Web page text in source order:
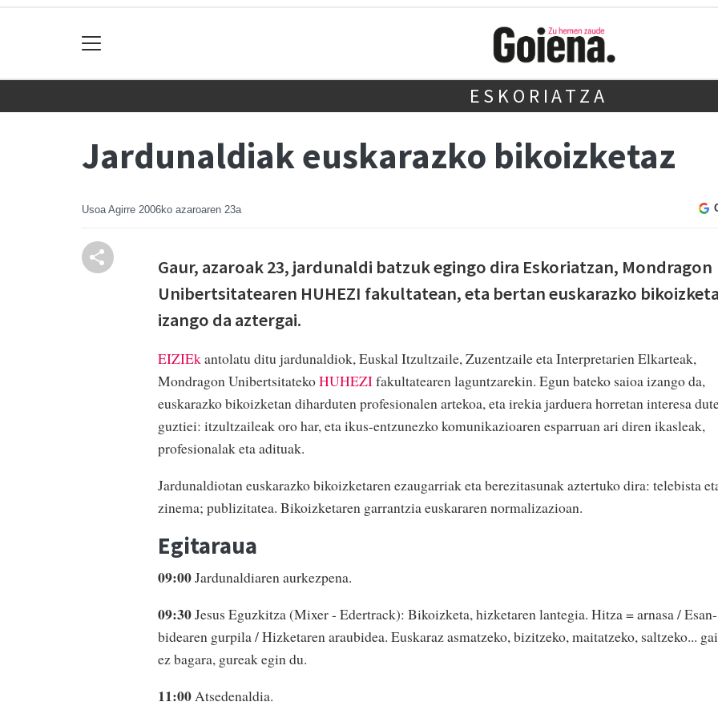
ESKORIATZA
Jardunaldiak euskarazko bikoizketaz
Usoa Agirre 2006ko azaroaren 23a
Gaur, azaroak 23, jardunaldi batzuk egingo dira Eskoriatzan, Mondragon
Unibertsitatearen HUHEZI fakultatean, eta bertan euskarazko
izango da aztergai.
EIZIEkantolatu ditu jardunaldiok, Euskal Itzultzaile, Zuzentzaile eta Interpretarien Elkarteak,
Mondragon UnibertsitatekoHUHEZIfakultatearen laguntzarekin. Egun bateko saioa izango da,
euskarazko bikoizketan diharduten profesionalen artekoa, eta irekia jarduera horretan interesa
guztiei: itzultzaileak oro har, eta ikus-entzunezko komunikazioaren esparruan ari diren ikasleak,
profesionalak eta adituak.
Jardunaldiotan euskarazko bikoizketaren ezaugarriak eta berezitasunak aztertuko dira: telebista
zinema; publizitatea. Bikoizketaren garrantzia euskararen normalizazioan.
Egitaraua
09:00Jardunaldiaren aurkezpena.
09:30Jesus Eguzkitza (Mixer - Edertrack): Bikoizketa, hizketaren lantegia. Hitza = arnasa / Esan-
bidearen gurpila / Hizketaren araubidea. Euskaraz asmatzeko, bizitzeko, maitatzeko, saltzeko... gai
ez bagara, gureak egin du.
11:00 Atsedenaldia.